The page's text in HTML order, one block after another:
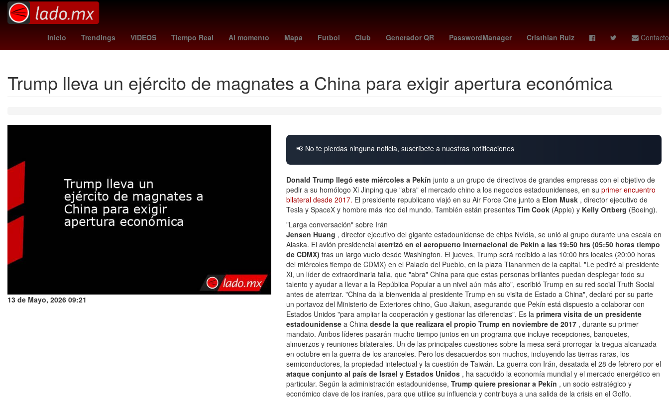
Inicio Trendings VIDEOS Tiempo Real Al momento Mapa Futbol Club Generador QR PasswordManager Cristhian Ruiz Contacto
One Direction 27 de marzo 2024 Gobierno Argentina España casas infonavit o viviendas recuperadas Venezolanos El Paso Computación en la nube
Trump lleva un ejército de magnates a China para exigir apertura económica
13 de Mayo, 2026 09:21
📢 No te pierdas ninguna noticia, suscríbete a nuestras notificaciones
Donald Trump llegó este miércoles a Pekín junto a un grupo de directivos de grandes empresas con el objetivo de
pedir a su homólogo Xi Jinping que "abra" el mercado chino a los negocios estadounidenses, en su primer encuentro
bilateral desde 2017. El presidente republicano viajó en su Air Force One junto a Elon Musk , director ejecutivo de
Tesla y SpaceX y hombre más rico del mundo. También están presentes Tim Cook (Apple) y Kelly Ortberg (Boeing).
"Larga conversación" sobre Irán
Jensen Huang , director ejecutivo del gigante estadounidense de chips Nvidia, se unió al grupo durante una escala en
Alaska. El avión presidencial aterrizó en el aeropuerto internacional de Pekín a las 19:50 hrs (05:50 horas tiempo
de CDMX) tras un largo vuelo desde Washington. El jueves, Trump será recibido a las 10:00 hrs locales (20:00 horas
del miércoles tiempo de CDMX) en el Palacio del Pueblo, en la plaza Tiananmen de la capital. "Le pediré al presidente
Xi, un líder de extraordinaria talla, que "abra" China para que estas personas brillantes puedan desplegar todo su
talento y ayudar a llevar a la República Popular a un nivel aún más alto", escribió Trump en su red social Truth Social
antes de aterrizar. "China da la bienvenida al presidente Trump en su visita de Estado a China", declaró por su parte
un portavoz del Ministerio de Exteriores chino, Guo Jiakun, asegurando que Pekín está dispuesto a colaborar con
Estados Unidos "para ampliar la cooperación y gestionar las diferencias". Es la primera visita de un presidente
estadounidense a China desde la que realizara el propio Trump en noviembre de 2017 , durante su primer
mandato. Ambos líderes pasarán mucho tiempo juntos en un programa que incluye recepciones, banquetes,
almuerzos y reuniones bilaterales. Un de las principales cuestiones sobre la mesa será prorrogar la tregua alcanzada
en octubre en la guerra de los aranceles. Pero los desacuerdos son muchos, incluyendo las tierras raras, los
semiconductores, la propiedad intelectual y la cuestión de Taiwán. La guerra con Irán, desatada el 28 de febrero por el
ataque conjunto al país de Israel y Estados Unidos , ha sacudido la economía mundial y el mercado energético en
particular. Según la administración estadounidense, Trump quiere presionar a Pekín , un socio estratégico y
económico clave de los iraníes, para que utilice su influencia y contribuya a una salida de la crisis en el Golfo.